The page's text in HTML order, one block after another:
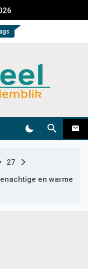
27
en warme